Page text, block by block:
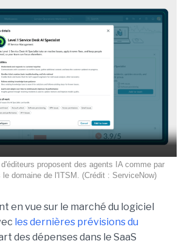
proposent des agents IA comme par
le domaine de l'ITSM. (Crédit : ServiceNow)
en vue sur le marché du logiciel
les dernières prévisions du
des dépenses dans le SaaS